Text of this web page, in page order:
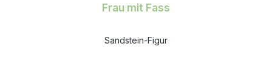
Frau mit Fass
Sandstein-Figur